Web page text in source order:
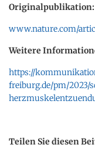
Originalpublikation:
www.nature.com/
Weitere
https://
freiburg.de/pm/2023/
Teilen Sie diesen